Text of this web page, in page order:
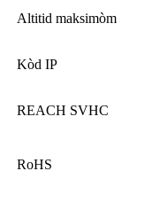
Altitid maksimòm
Kòd IP
REACH SVHC
RoHS